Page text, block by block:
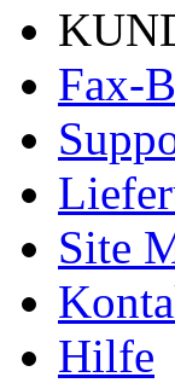
Fax-
Site
Hilfe